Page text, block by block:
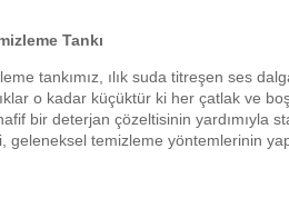
Tankı
tankımız, ılık suda titreşen ses
o kadar küçüktür ki her çatlak ve
bir deterjan çözeltisinin yardımıyla
geleneksel temizleme yöntemlerinin